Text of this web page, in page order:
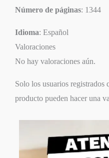
Número de páginas: 1344
Idioma: Español
Valoraciones
No hay valoraciones aún.
Solo los usuarios registrados
producto pueden hacer una